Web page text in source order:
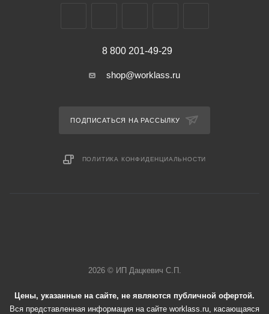
8 800 201-49-29
shop@worklass.ru
ПОДПИСАТЬСЯ НА РАССЫЛКУ
ПОЛИТИКА КОНФИДЕНЦИАЛЬНОСТИ
2026 © ИП Дацкевич С.П.
Цены, указанные на сайте, не являются публичной офертой.
Вся представленная информация на сайте worklass.ru, касающаяся